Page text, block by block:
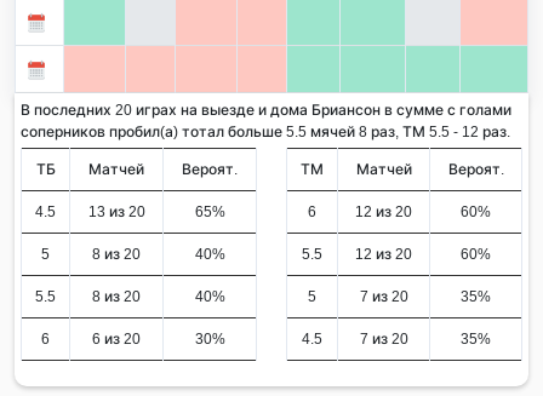
В последних 20 играх на выезде и дома Бриансон в сумме с голами
соперников пробил(а) тотал больше 5.5 мячей 8 раз, ТМ 5.5 - 12 раз.
ТБ Матчей Вероят.
4.5 13 из 20 65%
5 8 из 20 40%
5.5 8 из 20 40%
6 6 из 20 30%
ТМ Матчей Вероят.
6 12 из 20 60%
5.5 12 из 20 60%
5 7 из 20 35%
4.5 7 из 20 35%